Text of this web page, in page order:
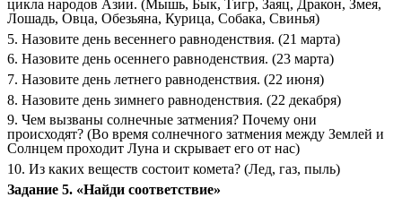
цикла народов Азии. (Мышь, Бык, Тигр, Заяц, Дракон, Змея,
Лошадь, Овца, Обезьяна, Курица, Собака, Свинья)
5. Назовите день весеннего равноденствия. (21 марта)
6. Назовите день осеннего равноденствия. (23 марта)
7. Назовите день летнего равноденствия. (22 июня)
8. Назовите день зимнего равноденствия. (22 декабря)
9. Чем вызваны солнечные затмения? Почему они
происходят? (Во время солнечного затмения между Землей и
Солнцем проходит Луна и скрывает его от нас)
10. Из каких веществ состоит комета? (Лед, газ, пыль)
Задание 5. «Найди соответствие»